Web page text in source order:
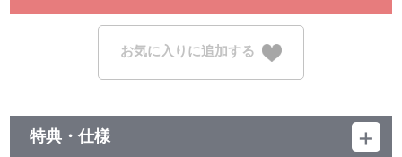
お気に入りに追加する
特典・仕様